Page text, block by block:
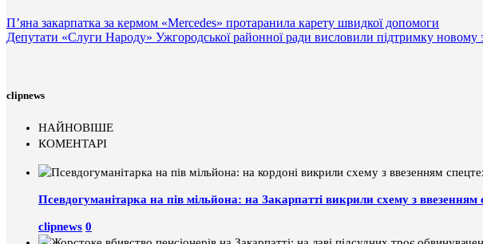
П’яна закарпатка за кермом «Mercedes» протаранила карету швидкої допомоги
Депутати «Слуги Народу» Ужгородської районної ради висловили підтримку новому
clipnews
НАЙНОВІШЕ
КОМЕНТАРІ
Псевдогуманітарка на пів мільйона: на Закарпатті викрили схему з ввезенням
clipnews 0